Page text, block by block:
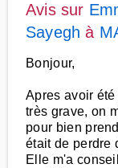
Avis sur
Sayegh à
Bonjour,
Apres avoir
très grave, on
pour bien
était de perdre
Elle m'a